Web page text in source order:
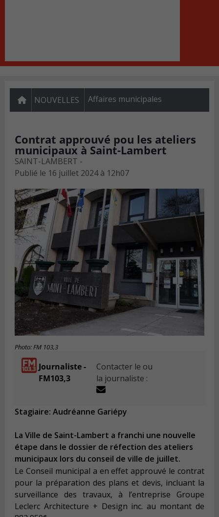
NOUVELLES Affaires municipales
Contrat approuvé pou les ateliers
municipaux à Saint-Lambert
SAINT-LAMBERT -
Publié le 16 juillet 2024 à 12h07
Photo: FM 103,3
Journaliste -
FM103,3
Contacter le ou
la journaliste :
Stagiaire: Audréanne Gariépy
La Ville de Saint-Lambert a franchi une nouvelle
étape dans le dossier de réfection des ateliers
municipaux lors du conseil de ville de juillet.
Le Conseil municipal a en effet approuvé le contrat
pour la préparation des plans et devis, incluant la
surveillance des travaux, à l’entreprise Groupe
Leclerc Architecture + Design inc. au montant de